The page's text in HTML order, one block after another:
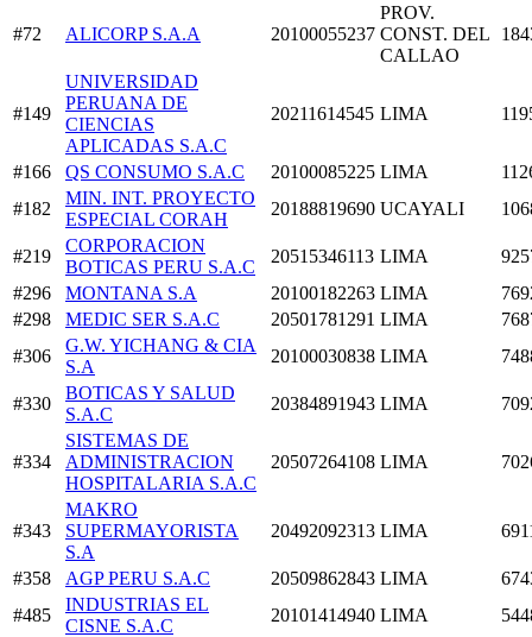
#72 ALICORP S.A.A 20100055237
PROV.
CONST. DEL
CALLAO
#149
UNIVERSIDAD
PERUANA DE
CIENCIAS
APLICADAS S.A.C
20211614545 LIMA
#166 QS CONSUMO S.A.C 20100085225 LIMA
#182
MIN. INT. PROYECTO
ESPECIAL CORAH
20188819690 UCAYALI
#219
CORPORACION
BOTICAS PERU S.A.C
20515346113 LIMA
#296
MONTANA S.A 20100182263 LIMA
#298
MEDIC SER S.A.C 20501781291 LIMA
#306
G.W. YICHANG & CIA
S.A
20100030838 LIMA
#330
BOTICAS Y SALUD
S.A.C
20384891943 LIMA
#334
SISTEMAS DE
ADMINISTRACION
HOSPITALARIA S.A.C
20507264108 LIMA
#343
MAKRO
SUPERMAYORISTA
S.A
20492092313 LIMA
#358 AGP PERU S.A.C 20509862843 LIMA
#485
INDUSTRIAS EL
CISNE S.A.C
20101414940 LIMA